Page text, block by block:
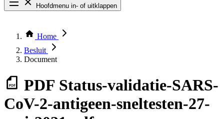
Hoofdmenu in- of uitklappen
Thema COVID-19
Bekijk per bestuursorgaan
Home
Besluit
Document
PDF Status-validatie-SARS-
CoV-2-antigeen-sneltesten-27-